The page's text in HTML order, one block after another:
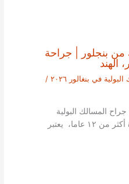
من بنجلور | جراحة
الهند
في بنغالور ٢٠٢٦
/
المسالك البولية
والبروستات في بنغالور. مع خبرة أكثر من ١٢ عاما، يعتبر